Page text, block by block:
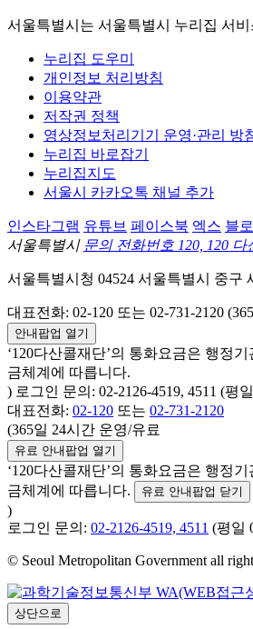
서울특별시는 서울특별시 누리집 서
누리집 도우미
개인정보 처리방침
이용약관
저작권 정책
영상정보처리기기 운영·관리 방
누리집 바로잡기
누리집지도
서울시 카카오톡 채널 추가
인스타그램 유튜브 페이스북 엑스 블
서울특별시 문의 전화번호 120, 120 다
서울특별시청 04524 서울특별시 중구
대표전화: 02-120 또는 02-731-2120
안내팝업 열기
‘120다산콜재단’의 통화요금은 행정
금체계에 따릅니다.
) 로그인 문의: 02-2126-4519, 4511 (평
대표전화: 02-120 또는 02-731-2120
(365일 24시간 운영/유료
유료 안내팝업 열기
‘120다산콜재단’의 통화요금은 행정
금체계에 따릅니다.
유료 안내팝업 닫기
)
로그인 문의: 02-2126-4519, 4511 (평일
© Seoul Metropolitan Government all
상단으로